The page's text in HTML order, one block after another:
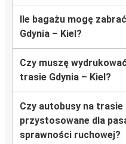
Ile bagażu mogę
Gdynia – Kiel?
Czy muszę
trasie Gdynia – Kiel?
Czy autobusy na trasie
przystosowane dla
sprawności ruchowej?